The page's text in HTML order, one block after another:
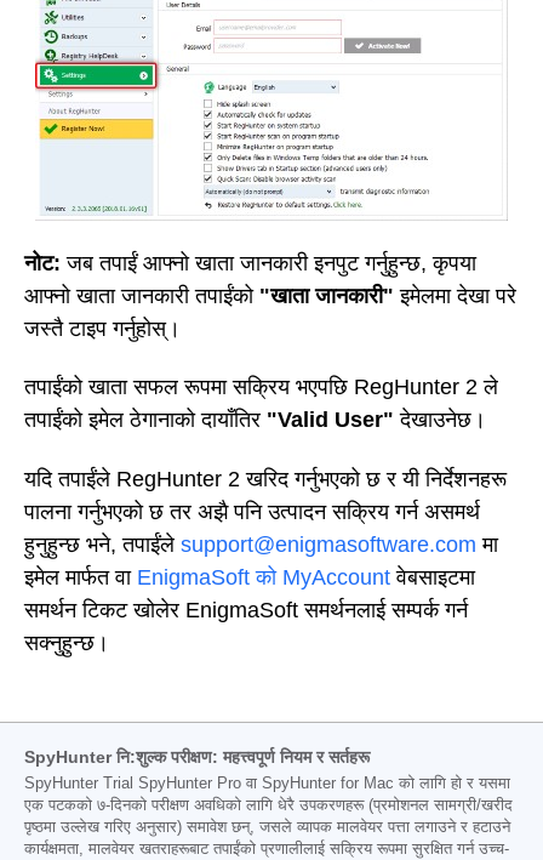
नोट: जब तपाईं आफ्नो खाता जानकारी इनपुट गर्नुहुन्छ, कृपया
आफ्नो खाता जानकारी तपाईंको "खाता जानकारी" इमेलमा देखा परे
जस्तै टाइप गर्नुहोस्।
तपाईंको खाता सफल रूपमा सक्रिय भएपछि RegHunter 2 ले
तपाईंको इमेल ठेगानाको दायाँतिर "Valid User" देखाउनेछ।
यदि तपाईंले RegHunter 2 खरिद गर्नुभएको छ र यी निर्देशनहरू
पालना गर्नुभएको छ तर अझै पनि उत्पादन सक्रिय गर्न असमर्थ
हुनुहुन्छ भने, तपाईंले support@enigmasoftware.com मा
इमेल मार्फत वा EnigmaSoft को MyAccount वेबसाइटमा
समर्थन टिकट खोलेर EnigmaSoft समर्थनलाई सम्पर्क गर्न
सक्नुहुन्छ।
SpyHunter नि:शुल्क परीक्षण: महत्त्वपूर्ण नियम र सर्तहरू
SpyHunter Trial SpyHunter Pro वा SpyHunter for Mac को लागि हो र यसमा
एक पटकको ७-दिनको परीक्षण अवधिको लागि धेरै उपकरणहरू (प्रमोशनल सामग्री/खरीद
पृष्ठमा उल्लेख गरिए अनुसार) समावेश छन्, जसले व्यापक मालवेयर पत्ता लगाउने र हटाउने
कार्यक्षमता, मालवेयर खतराहरूबाट तपाईंको प्रणालीलाई सक्रिय रूपमा सुरक्षित गर्न उच्च-